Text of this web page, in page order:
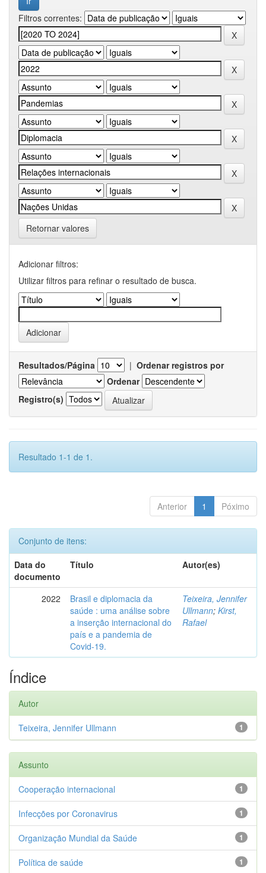
Filtros correntes:
Retornar valores
Adicionar filtros:
Utilizar filtros para refinar o resultado de busca.
Resultados/Página | Ordenar registros por
Ordenar
Registro(s)
Resultado 1-1 de 1.
Anterior 1 Póximo
Conjunto de itens:
Data do
documento
Título Autor(es)
2022
Brasil e diplomacia da
saúde : uma análise sobre
a inserção internacional do
país e a pandemia de
Covid-19.
Teixeira, Jennifer
Ullmann; Kirst,
Rafael
Índice
Autor
1
Teixeira, Jennifer Ullmann
Assunto
1
Cooperação internacional
1
Infecções por Coronavirus
1
Organização Mundial da Saúde
1
Política de saúde